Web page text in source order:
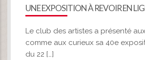
UNE EXPOSITION À REVOIR EN
Le club des artistes a présenté
comme aux curieux sa 40e
du 22 […]